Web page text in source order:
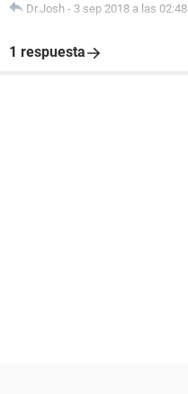
Dr.Josh - 3 sep 2018 a las 02:48
1 respuesta